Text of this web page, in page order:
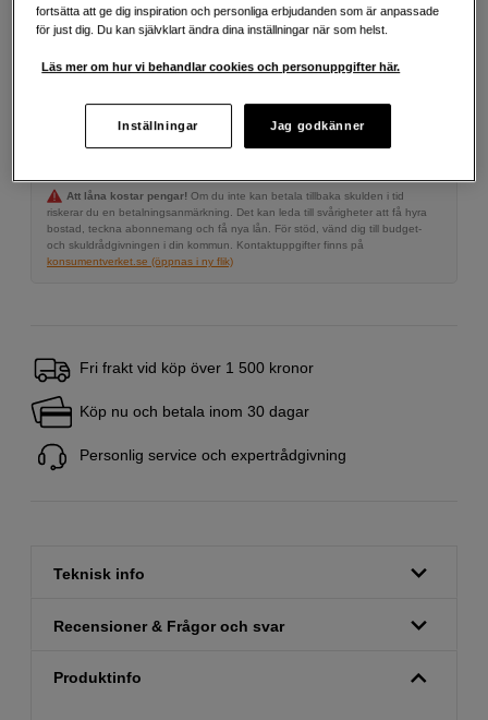
Antal
Lägg i kundvagn
Att låna kostar pengar! Om du inte kan betala tillbaka skulden i tid
riskerar du en betalningsanmärkning. Det kan leda till svårigheter att få hyra
bostad, teckna abonnemang och få nya lån. För stöd, vänd dig till budget-
och skuldrådgivningen i din kommun. Kontaktuppgifter finns på
konsumentverket.se (öppnas i ny flik)
Fri frakt vid köp över 1 500 kronor
Köp nu och betala inom 30 dagar
Personlig service och expertrådgivning
Teknisk info
Recensioner & Frågor och svar
Produktinfo
fortsätta att ge dig inspiration och personliga erbjudanden som är anpassade
för just dig. Du kan självklart ändra dina inställningar när som helst.
Läs mer om hur vi behandlar cookies och personuppgifter här.
Inställningar Jag godkänner